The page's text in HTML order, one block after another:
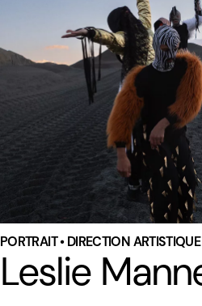
PORTRAIT • DIRECTION ARTISTIQUE
Leslie